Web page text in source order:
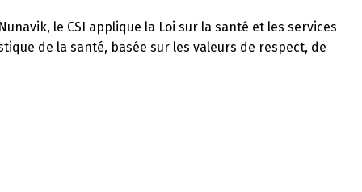
le CSI applique la Loi sur la santé et les services
de la santé, basée sur les valeurs de respect, de